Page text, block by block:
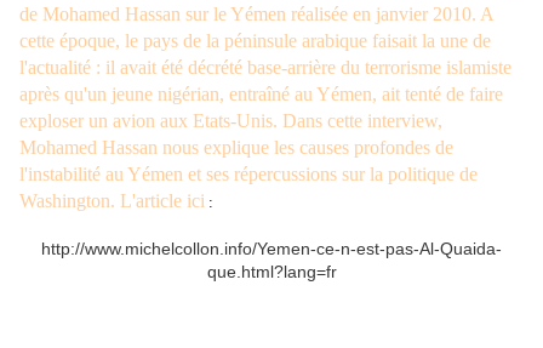
de Mohamed Hassan sur le Yémen réalisée en janvier 2010. A
cette époque, le pays de la péninsule arabique faisait la une de
l'actualité : il avait été décrété base-arrière du terrorisme islamiste
après qu'un jeune nigérian, entraîné au Yémen, ait tenté de faire
exploser un avion aux Etats-Unis. Dans cette interview,
Mohamed Hassan nous explique les causes profondes de
l'instabilité au Yémen et ses répercussions sur la politique de
Washington. L'article ici :
http://www.michelcollon.info/Yemen-ce-n-est-pas-Al-Quaida-
que.html?lang=fr